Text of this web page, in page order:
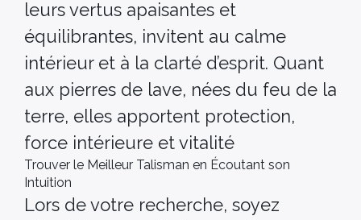
leurs vertus apaisantes et
équilibrantes, invitent au calme
intérieur et à la clarté d’esprit. Quant
aux pierres de lave, nées du feu de la
terre, elles apportent protection,
force intérieure et vitalité
Trouver le Meilleur Talisman en Écoutant son
Intuition
Lors de votre recherche, soyez